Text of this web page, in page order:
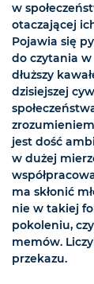
w
otaczającej
Pojawia się
do czytania w
dłuższy
dzisiejszej
jest dość
w dużej
ma skłonić
nie w takiej
pokoleniu,
memów.
przekazu.